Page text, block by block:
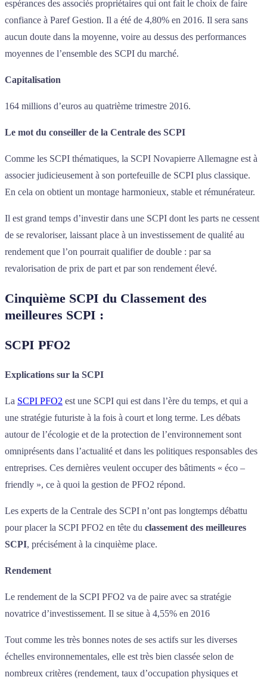
espérances des associés propriétaires qui ont fait le choix de faire
confiance à Paref Gestion. Il a été de 4,80% en 2016. Il sera sans
aucun doute dans la moyenne, voire au dessus des performances
moyennes de l’ensemble des SCPI du marché.
Capitalisation
164 millions d’euros au quatrième trimestre 2016.
Le mot du conseiller de la Centrale des SCPI
Comme les SCPI thématiques, la SCPI Novapierre Allemagne est à
associer judicieusement à son portefeuille de SCPI plus classique.
En cela on obtient un montage harmonieux, stable et rémunérateur.
Il est grand temps d’investir dans une SCPI dont les parts ne cessent
de se revaloriser, laissant place à un investissement de qualité au
rendement que l’on pourrait qualifier de double : par sa
revalorisation de prix de part et par son rendement élevé.
Cinquième SCPI du Classement des
meilleures SCPI :
SCPI PFO2
Explications sur la SCPI
La SCPI PFO2 est une SCPI qui est dans l’ère du temps, et qui a
une stratégie futuriste à la fois à court et long terme. Les débats
autour de l’écologie et de la protection de l’environnement sont
omniprésents dans l’actualité et dans les politiques responsables des
entreprises. Ces dernières veulent occuper des bâtiments « éco –
friendly », ce à quoi la gestion de PFO2 répond.
Les experts de la Centrale des SCPI n’ont pas longtemps débattu
pour placer la SCPI PFO2 en tête du classement des meilleures
SCPI, précisément à la cinquième place.
Rendement
Le rendement de la SCPI PFO2 va de paire avec sa stratégie
novatrice d’investissement. Il se situe à 4,55% en 2016
Tout comme les très bonnes notes de ses actifs sur les diverses
échelles environnementales, elle est très bien classée selon de
nombreux critères (rendement, taux d’occupation physiques et